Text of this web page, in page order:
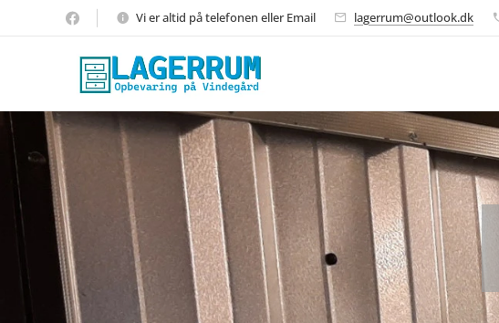
Vi er altid på telefonen eller Email lagerrum@outlook.dk